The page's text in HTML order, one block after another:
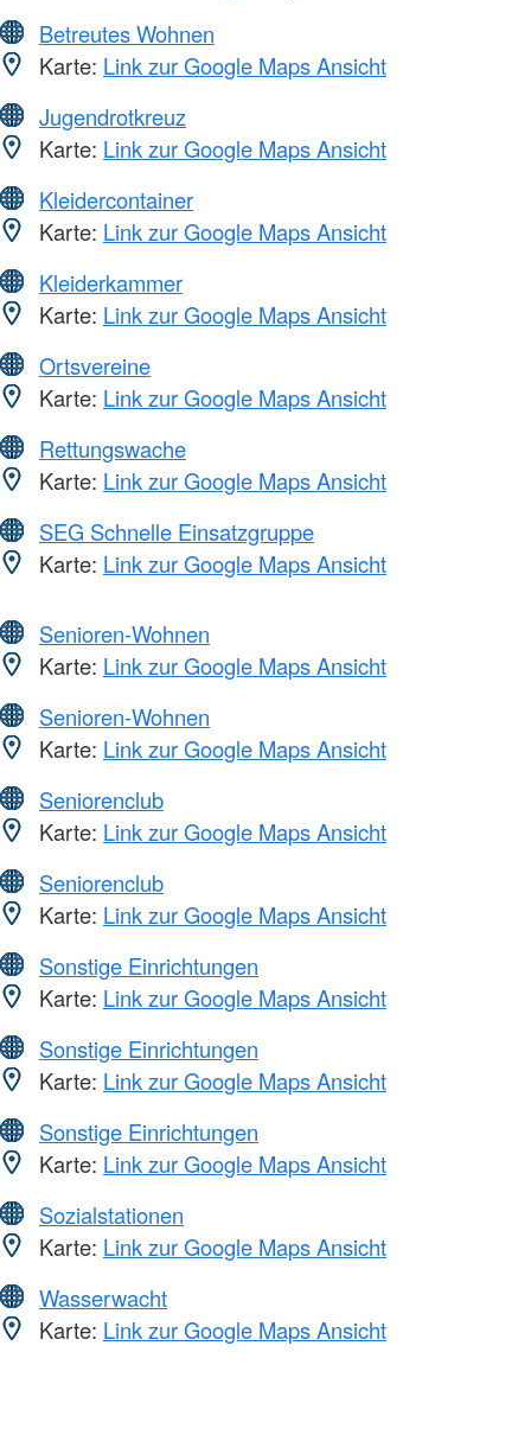
Betreutes Wohnen
Karte: Link zur Google Maps Ansicht
Jugendrotkreuz
Karte: Link zur Google Maps Ansicht
Kleidercontainer
Karte: Link zur Google Maps Ansicht
Kleiderkammer
Karte: Link zur Google Maps Ansicht
Ortsvereine
Karte: Link zur Google Maps Ansicht
Rettungswache
Karte: Link zur Google Maps Ansicht
SEG Schnelle Einsatzgruppe
Karte: Link zur Google Maps Ansicht
Senioren-Wohnen
Karte: Link zur Google Maps Ansicht
Senioren-Wohnen
Karte: Link zur Google Maps Ansicht
Seniorenclub
Karte: Link zur Google Maps Ansicht
Seniorenclub
Karte: Link zur Google Maps Ansicht
Sonstige Einrichtungen
Karte: Link zur Google Maps Ansicht
Sonstige Einrichtungen
Karte: Link zur Google Maps Ansicht
Sonstige Einrichtungen
Karte: Link zur Google Maps Ansicht
Sozialstationen
Karte: Link zur Google Maps Ansicht
Wasserwacht
Karte: Link zur Google Maps Ansicht